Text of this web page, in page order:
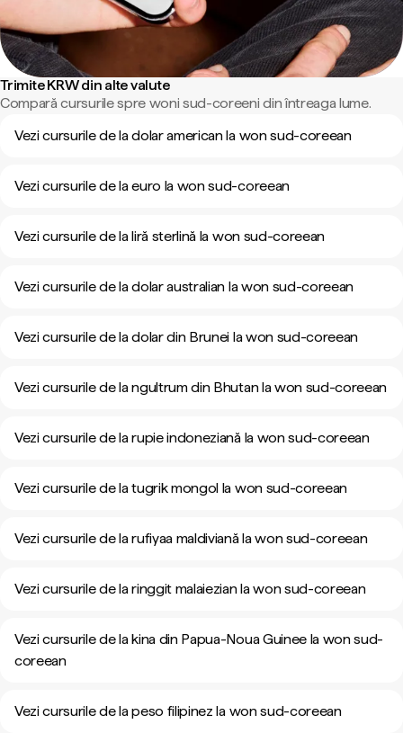
Trimite KRW din alte valute
Compară cursurile spre woni sud-coreeni din întreaga lume.
Vezi cursurile de la dolar american la won sud-coreean
Vezi cursurile de la euro la won sud-coreean
Vezi cursurile de la liră sterlină la won sud-coreean
Vezi cursurile de la dolar australian la won sud-coreean
Vezi cursurile de la dolar din Brunei la won sud-coreean
Vezi cursurile de la ngultrum din Bhutan la won sud-coreean
Vezi cursurile de la rupie indoneziană la won sud-coreean
Vezi cursurile de la tugrik mongol la won sud-coreean
Vezi cursurile de la rufiyaa maldiviană la won sud-coreean
Vezi cursurile de la ringgit malaiezian la won sud-coreean
Vezi cursurile de la kina din Papua-Noua Guinee la won sud-
coreean
Vezi cursurile de la peso filipinez la won sud-coreean